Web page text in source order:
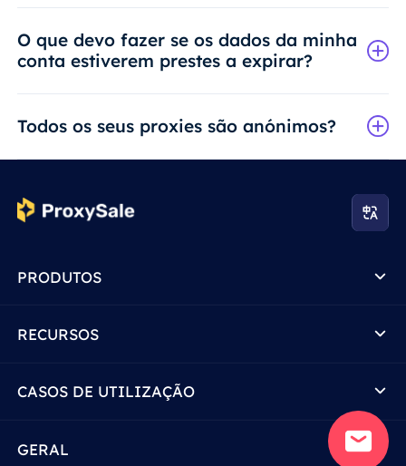
O que devo fazer se os dados da minha
conta estiverem prestes a expirar?
Todos os seus proxies são anónimos?
PRODUTOS
RECURSOS
CASOS DE UTILIZAÇÃO
GERAL